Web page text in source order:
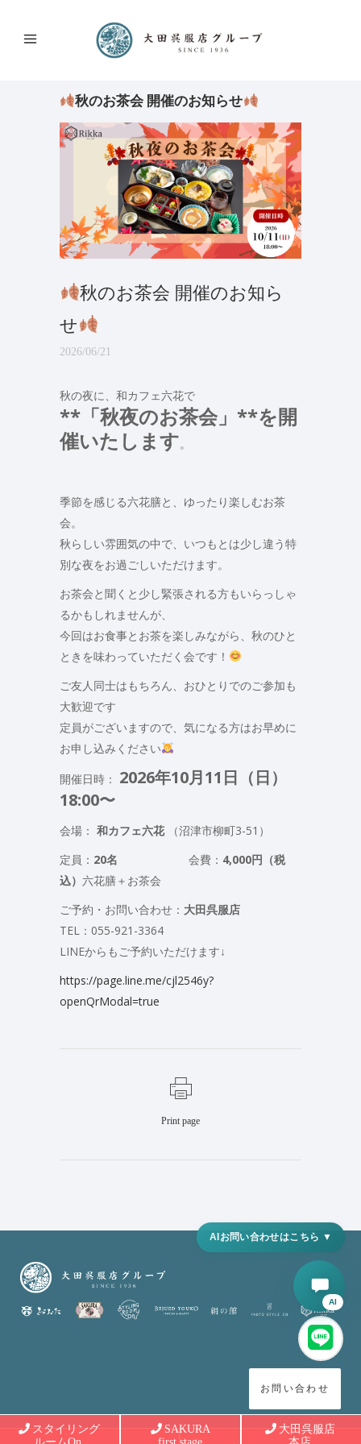
秋のお茶会 開催のお知らせ
秋のお茶会 開催のお知ら
せ
2026/06/21
秋の夜に、和カフェ六花で
**「秋夜のお茶会」**を開
催いたします。
季節を感じる六花膳と、ゆったり楽しむお茶
会。
秋らしい雰囲気の中で、いつもとは少し違う特
別な夜をお過ごしいただけます。
お茶会と聞くと少し緊張される方もいらっしゃ
るかもしれませんが、
今回はお食事とお茶を楽しみながら、秋のひと
ときを味わっていただく会です！
ご友人同士はもちろん、おひとりでのご参加も
大歓迎です
定員がございますので、気になる方はお早めに
お申し込みください
開催日時： 2026年10月11日（日）
18:00〜
会場： 和カフェ六花
（沼津市柳町3-51）
定員： 20名 会費： 4,000円（税
込） 六花膳＋お茶会
ご予約・お問い合わせ： 大田呉服店
TEL：055-921-3364
LINEからもご予約いただけます↓
https://page.line.me/cjl2546y?
openQrModal=true
Print page
お問い合わせ
スタイリング
SAKURA
大田呉服店
AI